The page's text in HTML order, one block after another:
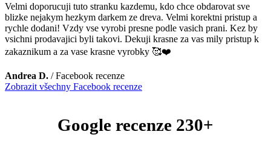
Velmi doporucuji tuto stranku kazdemu, kdo chce obdarovat sve
blizke nejakym hezkym darkem ze dreva. Velmi korektni pristup a
rychle dodani! Vzdy vse vyrobi presne podle vasich prani. Kez by
vsichni prodavajici byli takovi. Dekuji krasne za vas mily pristup k
zakaznikum a za vase krasne vyrobky 🥰❤️
Andrea D. /Facebook recenze
Zobrazit všechny Facebook recenze
Google recenze 230+